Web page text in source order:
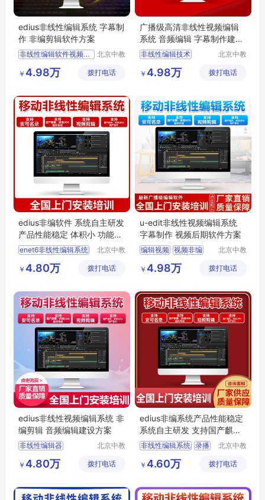
edius非线性编辑系统 字幕制
作 非编剪辑软件方案
非线性编辑软件视频剪辑
非线性剪辑软件
非编系统
北京中教
有限公司
￥ 4.98万 拨打电话
广播级高清非线性视频编辑
系统 音频编辑 字幕制作建设
方案
非线性编辑技术
音视频编辑软件
录播
北京中教
有限公司
￥ 4.98万 拨打电话
edius非编软件 系统自主研发
产品性能稳定 体积小 功能多
操作简单
enet6非线性编辑系统
编辑视频的软件
非线性编辑
北京中教
有限公司
￥ 4.80万 拨打电话
u-edit非线性视频编辑系统
字幕制作 视频后期软件方案
编辑视频 视频非编
非编软件
北京中教
有限公司
￥ 4.98万 拨打电话
edius非线性视频编辑系统 非
编剪辑 音频编辑建设方案
非线性编辑器
视频编辑
视频非线性编辑系统
北京中教
有限公司
￥ 4.80万 拨打电话
edius非编系统产品性能稳定
系统自主研发 支持国产麒麟
系统
非线性编辑系统 录播
视频剪辑编辑软件
北京中教
有限公司
￥ 4.60万 拨打电话